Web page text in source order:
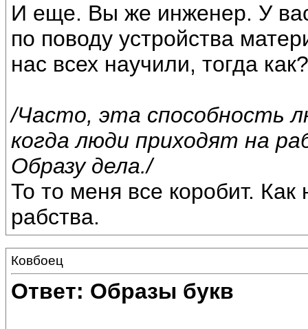
И еще. Вы же инженер. У
по поводу устройства
нас всех научили, тогда как?
/Часто, эта способность
когда люди приходят на
Образу дела./
То то меня все коробит.
рабства.
Ковбоец
Ответ: Образы букв